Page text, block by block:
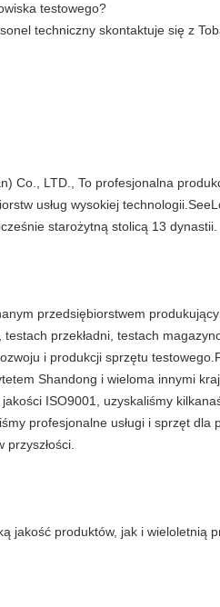
testowego?
techniczny skontaktuje się z
Co., LTD., To profesjonalna
usług wysokiej
starożytną stolicą 13 dynastii.
przedsiębiorstwem
przekładni, testach
i produkcji sprzętu
Shandong i wieloma innymi
ISO9001, uzyskaliśmy
profesjonalne usługi i sprzęt dla
jakość produktów, jak i wieloletnią